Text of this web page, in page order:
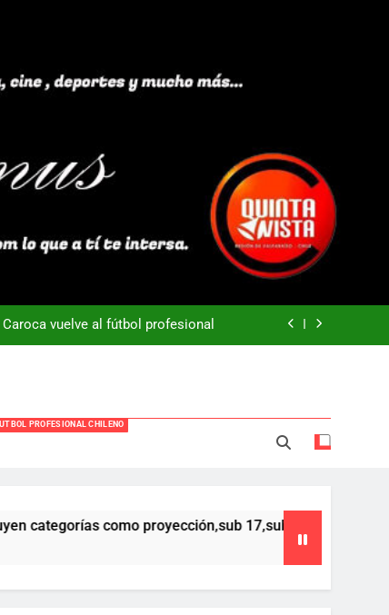
40 años Pateando Piedras
vuelve al fútbol profesional
Iquique tendría listo su fichaje
PROFESIONAL CHILENO
17,sub 16 y sub 15 ,que forman parte del